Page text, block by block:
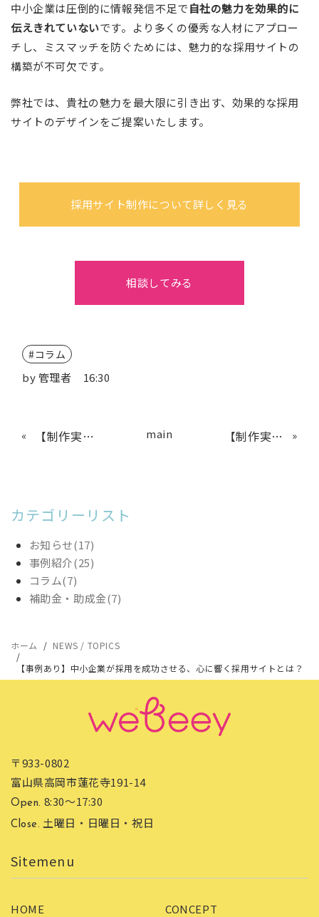
中小企業は圧倒的に情報発信不足で自社の魅力を効果的に
伝えきれていないです。より多くの優秀な人材にアプロー
チし、ミスマッチを防ぐためには、魅力的な採用サイトの
構築が不可欠です。
弊社では、貴社の魅力を最大限に引き出す、効果的な採用
サイトのデザインをご提案いたします。
採用サイト制作について詳しく見る
相談してみる
コラム
by管理者 16:30
« 【制作実績】FAの創造性と技術力、モノづくりの魅力が伝わるサイトにリニューアル main 【制作実績】ハードルの高い資格者の採用に成功！ »
カテゴリーリスト
お知らせ(17)
事例紹介(25)
コラム(7)
補助金・助成金(7)
ホーム
NEWS / TOPICS
【事例あり】中小企業が採用を成功させる、心に響く採用サイトとは？
〒933-0802
富山県高岡市蓮花寺191-14
Open. 8:30〜17:30
Close. 土曜日・日曜日・祝日
HOME CONCEPT